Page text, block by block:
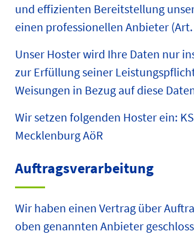
und effizienten Bereitstellung
einen professionellen Anbieter (Art.
Unser Hoster wird Ihre Daten nur
zur Erfüllung seiner
Weisungen in Bezug auf diese
Wir setzen folgenden Hoster ein:
Mecklenburg AöR
Auftragsverarbeitung
Wir haben einen Vertrag über
oben genannten Anbieter